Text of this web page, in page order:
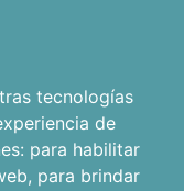
tecnologías
de
para habilitar
, para brindar